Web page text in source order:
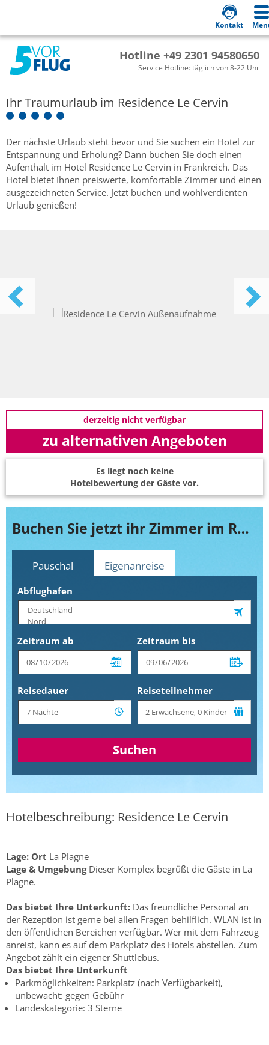
Hotline +49 2301 94580650
Service Hotline: täglich von 8-22 Uhr
Kontakt
Ihr Traumurlaub im Residence Le Cervin
Der nächste Urlaub steht bevor und Sie suchen ein Hotel zur
Entspannung und Erholung? Dann buchen Sie doch einen
Aufenthalt im Hotel Residence Le Cervin in Frankreich. Das
Hotel bietet Ihnen preiswerte, komfortable Zimmer und einen
ausgezeichneten Service. Jetzt buchen und wohlverdienten
Urlaub genießen!
derzeitig nicht verfügbar
zu alternativen Angeboten
Es liegt noch keine
Hotelbewertung der Gäste vor.
Buchen Sie jetzt ihr Zimmer im Residence Le Cervin
Pauschal Eigenanreise
Abflughafen
Zeitraum ab Zeitraum bis
Reisedauer Reiseteilnehmer
Suchen
Hotelbeschreibung: Residence Le Cervin
Lage: Ort La Plagne
Lage & UmgebungDieser Komplex begrüßt die Gäste in La
Plagne.
Das bietet Ihre Unterkunft: Das freundliche Personal an
der Rezeption ist gerne bei allen Fragen behilflich. WLAN ist in
den öffentlichen Bereichen verfügbar. Wer mit dem Fahrzeug
anreist, kann es auf dem Parkplatz des Hotels abstellen. Zum
Angebot zählt ein eigener Shuttlebus.
Das bietet Ihre Unterkunft
Parkmöglichkeiten: Parkplatz (nach Verfügbarkeit),
unbewacht: gegen Gebühr
Landeskategorie: 3 Sterne